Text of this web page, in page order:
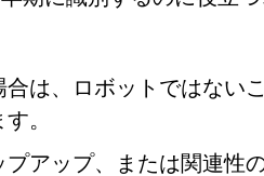
は、ロボットではない
。
アップ、または関連性